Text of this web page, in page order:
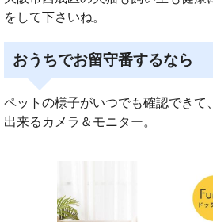
をして下さいね。
おうちでお留守番するなら
ペットの様子がいつでも確認できて
出来るカメラ＆モニター。